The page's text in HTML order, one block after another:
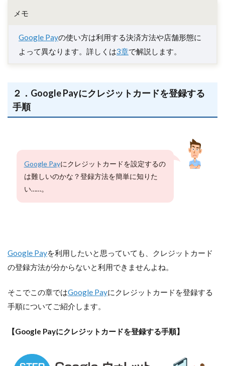
メモ
Google Payの使い方は利用する決済方法や店舗形態に
よって異なります。詳しくは3章で解説します。
２．Google Payにクレジットカードを登録する
手順
Google Payにクレジットカードを設定するの
は難しいのかな？登録方法を簡単に知りた
い……。
Google Payを利用したいと思っていても、クレジットカード
の登録方法が分からないと利用できませんよね。
そこでこの章ではGoogle Payにクレジットカードを登録する
手順についてご紹介します。
【Google Payにクレジットカードを登録する手順】